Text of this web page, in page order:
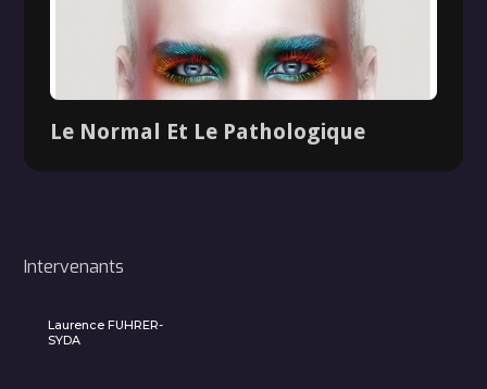
Le Normal Et Le Pathologique
Intervenants
Laurence FUHRER-
SYDA